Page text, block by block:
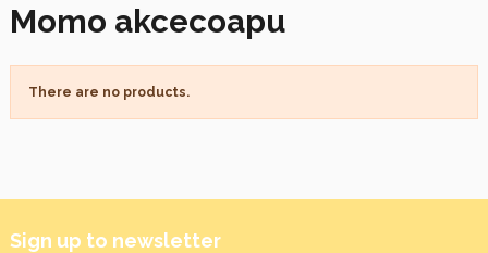
Мото аксесоари
There are no products.
Sign up to newsletter